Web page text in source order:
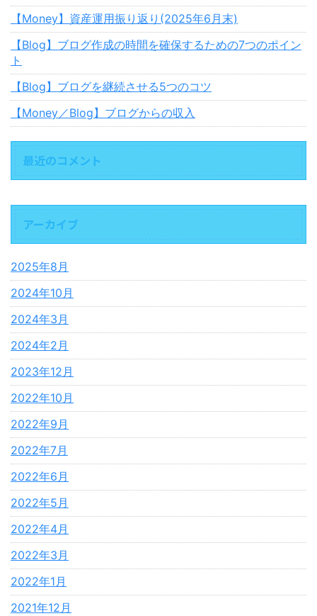
【Money】資産運用振り返り(2025年6月末)
【Blog】ブログ作成の時間を確保するための7つのポイン
ト
【Blog】ブログを継続させる5つのコツ
【Money／Blog】ブログからの収入
最近のコメント
アーカイブ
2025年8月
2024年10月
2024年3月
2024年2月
2023年12月
2022年10月
2022年9月
2022年7月
2022年6月
2022年5月
2022年4月
2022年3月
2022年1月
2021年12月